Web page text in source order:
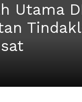
Utama